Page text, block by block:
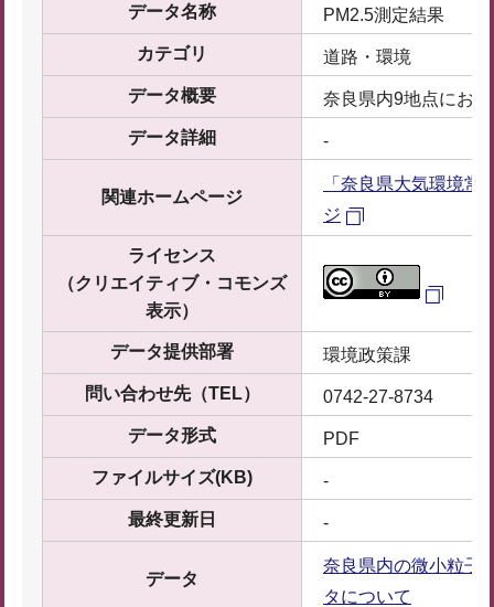
データ名称 PM2.5測定結果
カテゴリ 道路・環境
データ概要 奈良県内9地点にお
データ詳細 -
関連ホームページ
「奈良県大気環境常
ジ
ライセンス
（クリエイティブ・コモンズ
表示）
データ提供部署 環境政策課
問い合わせ先（TEL） 0742-27-8734
データ形式 PDF
ファイルサイズ(KB) -
最終更新日 -
データ
奈良県内の微小粒子
タについて